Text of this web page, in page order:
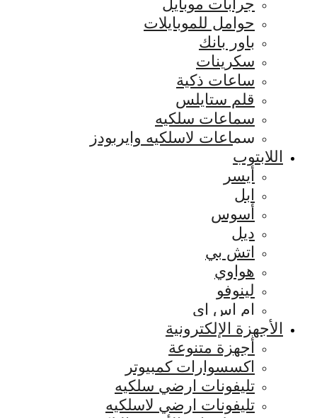
جرابات موبايل
حوامل للموبايلات
باور بانك
سكرينات
ساعات ذكية
قلم ستايلس
سماعات سلكيه
سماعات لاسلكيه وايربودز
اللابتوب
أيسر
ابل
أسوس
ديل
اتش بي
هواوي
لينوفو
ام اس اي
الأجهزة الإلكترونية
أجهزة متنوعة
اكسسوارات كمبيوتر
تليفونات ارضي سلكيه
تليفونات ارضي لاسلكيه